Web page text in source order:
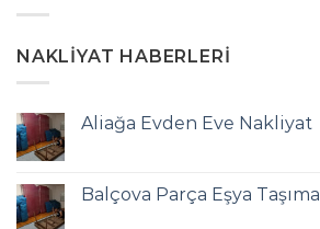
NAKLIYAT HABERLERI
Aliağa Evden Eve Nakliyat
Balçova Parça Eşya Taşıma